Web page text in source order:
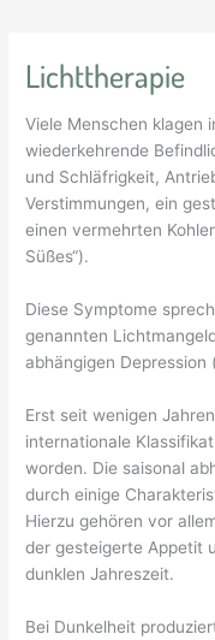
Lichttherapie
Viele Menschen klagen
wiederkehrende
und Schläfrigkeit,
Verstimmungen, ein
einen vermehrten
Süßes“).
Diese Symptome
genannten
abhängigen Depression
Erst seit wenigen
internationale
worden. Die saisonal
durch einige
Hierzu gehören vor
der gesteigerte Appetit
dunklen Jahreszeit.
Bei Dunkelheit